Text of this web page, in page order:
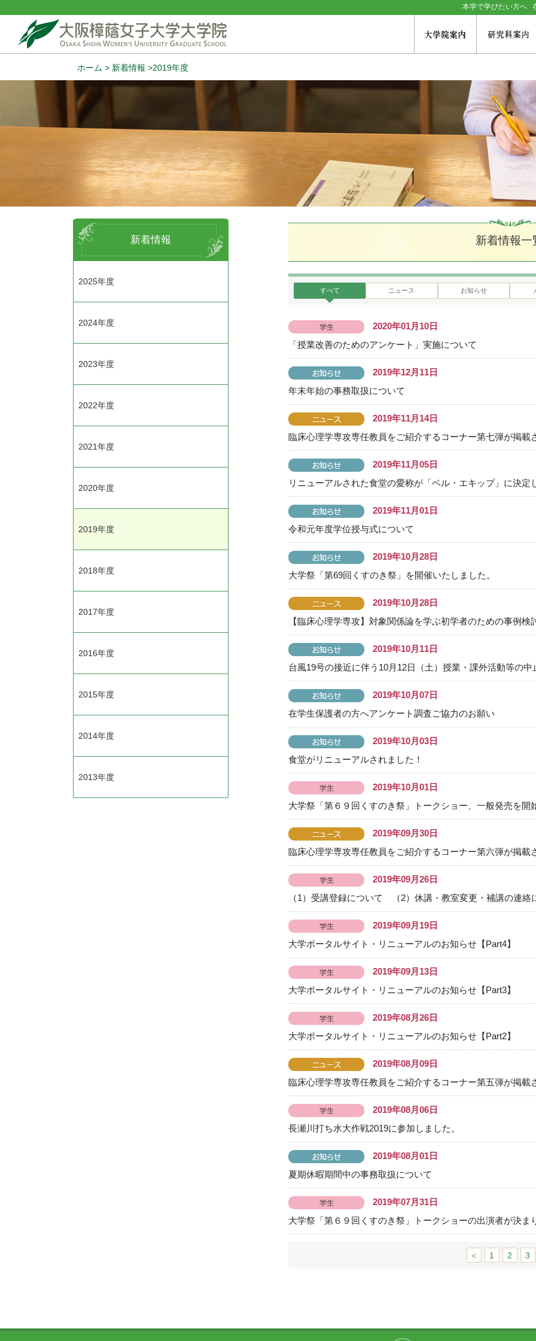
本学で学びたい方へ
大学院案内
大学院案内
研究科案内
入試情報
学生生活
就職支援情報
公開講座等
ホーム 新着情報 2019年度
新着情報一
すべて ニュース お知らせ
2020年01月10日
「授業改善のためのアンケート」実施について
2019年12月11日
年末年始の事務取扱について
2019年11月14日
臨床心理学専攻専任教員をご紹介するコーナー第七弾が掲載
2019年11月05日
リニューアルされた食堂の愛称が「ベル・エキップ」に決定
2019年11月01日
令和元年度学位授与式について
2019年10月28日
大学祭「第69回くすのき祭」を開催いたしました。
2019年10月28日
【臨床心理学専攻】対象関係論を学ぶ初学者のための事例検
2019年10月11日
台風19号の接近に伴う10月12日（土）授業・課外活動等の
2019年10月07日
在学生保護者の方へアンケート調査ご協力のお願い
2019年10月03日
食堂がリニューアルされました！
2019年10月01日
大学祭「第６９回くすのき祭」トークショー、一般発売を開
2019年09月30日
臨床心理学専攻専任教員をご紹介するコーナー第六弾が掲載
2019年09月26日
（1）受講登録について （2）休講・教室変更・補講の連絡
2019年09月19日
大学ポータルサイト・リニューアルのお知らせ【Part4】
2019年09月13日
大学ポータルサイト・リニューアルのお知らせ【Part3】
2019年08月26日
大学ポータルサイト・リニューアルのお知らせ【Part2】
2019年08月09日
臨床心理学専攻専任教員をご紹介するコーナー第五弾が掲載
2019年08月06日
長瀬川打ち水大作戦2019に参加しました。
2019年08月01日
夏期休暇期間中の事務取扱について
2019年07月31日
大学祭「第６９回くすのき祭」トークショーの出演者が決ま
＜ 1 2 3
新着情報
2025年度
2024年度
2023年度
2022年度
2021年度
2020年度
2019年度
2018年度
2017年度
2016年度
2015年度
2014年度
2013年度